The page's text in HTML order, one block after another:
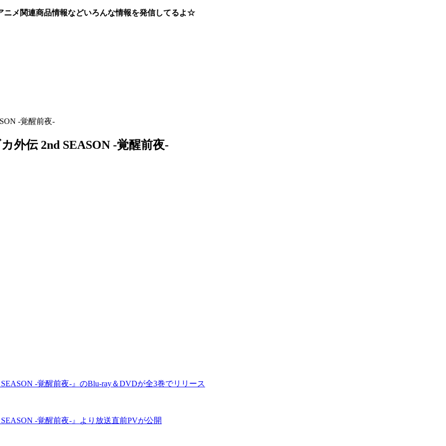
メ関連商品情報などいろんな情報を発信してるよ☆
-覚醒前夜-
伝 2nd SEASON -覚醒前夜-
-覚醒前夜-』のBlu-ray＆DVDが全3巻でリリース
-覚醒前夜-』より放送直前PVが公開